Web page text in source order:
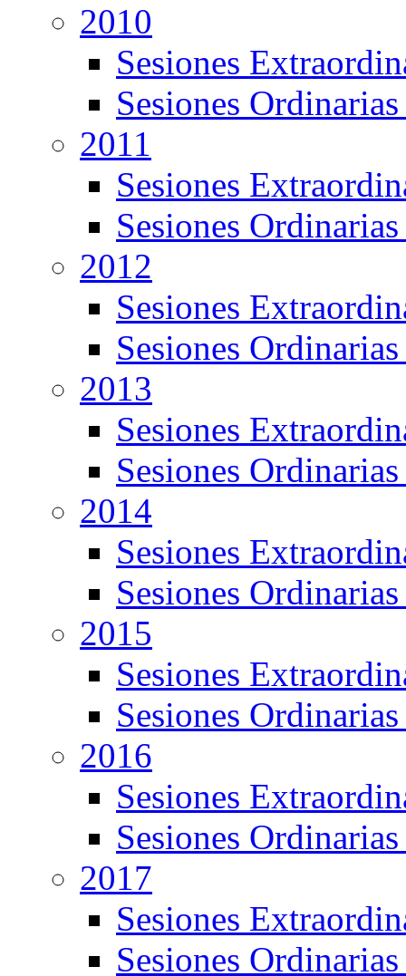
2010
Sesiones
Sesiones
2011
Sesiones
Sesiones
2012
Sesiones
Sesiones
2013
Sesiones
Sesiones
2014
Sesiones
Sesiones
2015
Sesiones
Sesiones
2016
Sesiones
Sesiones
2017
Sesiones
Sesiones